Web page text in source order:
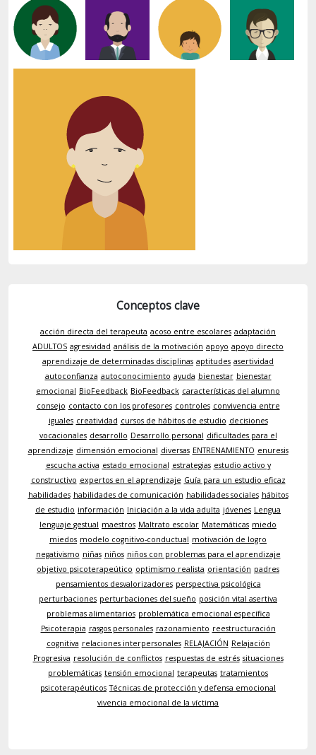
Conceptos clave
acción directa del terapeuta acoso entre escolares adaptación
ADULTOS agresividad análisis de la motivación apoyo apoyo directo
aprendizaje de determinadas disciplinas aptitudes asertividad
autoconfianza autoconocimiento ayuda bienestar bienestar
emocional BioFeedback BioFeedback características del alumno
consejo contacto con los profesores controles convivencia entre
iguales creatividad cursos de hábitos de estudio decisiones
vocacionales desarrollo Desarrollo personal dificultades para el
aprendizaje dimensión emocional diversas ENTRENAMIENTO enuresis
escucha activa estado emocional estrategias estudio activo y
constructivo expertos en el aprendizaje Guía para un estudio eficaz
habilidades habilidades de comunicación habilidades sociales hábitos
de estudio información Iniciación a la vida adulta jóvenes Lengua
lenguaje gestual maestros Maltrato escolar Matemáticas miedo
miedos modelo cognitivo-conductual motivación de logro
negativismo niñas niños niños con problemas para el aprendizaje
objetivo psicoterapeútico optimismo realista orientación padres
pensamientos desvalorizadores perspectiva psicológica
perturbaciones perturbaciones del sueño posición vital asertiva
problemas alimentarios problemática emocional específica
Psicoterapia rasgos personales razonamiento reestructuración
cognitiva relaciones interpersonales RELAJACIÓN Relajación
Progresiva resolución de conflictos respuestas de estrés situaciones
problemáticas tensión emocional terapeutas tratamientos
psicoterapéuticos Técnicas de protección y defensa emocional
vivencia emocional de la víctima